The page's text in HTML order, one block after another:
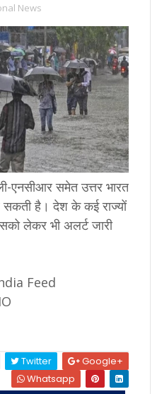
News
एनसीआर समेत उत्तर भारत
है। देश के कई राज्यों
लेकर भी अलर्ट जारी
Feed
Twitter
Google+
Whatsapp